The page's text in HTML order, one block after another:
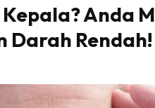
Anda
Darah Rendah!